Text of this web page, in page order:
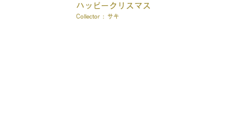
ハッピークリスマス
Collector : サキ